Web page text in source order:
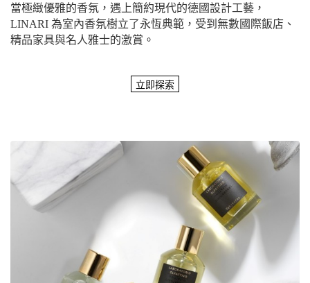
當極緻優雅的香氛，遇上簡約現代的德國設計工藝，
LINARI 為室內香氛樹立了永恆典範，受到無數國際飯店、
精品家具與名人雅士的激賞。